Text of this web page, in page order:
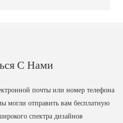
С Нами
почты или номер телефона
могли отправить вам бесплатную
спектра дизайнов